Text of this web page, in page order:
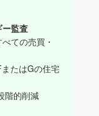
ー監査
ての売買・
たはGの住宅
階的削減